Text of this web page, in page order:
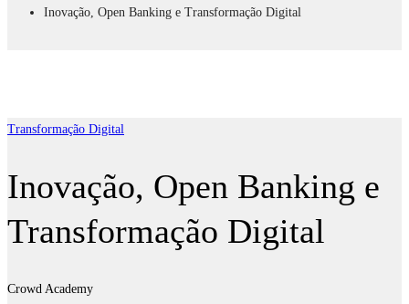
Inovação, Open Banking e Transformação Digital
Transformação Digital
Inovação, Open Banking e
Transformação Digital
Crowd Academy